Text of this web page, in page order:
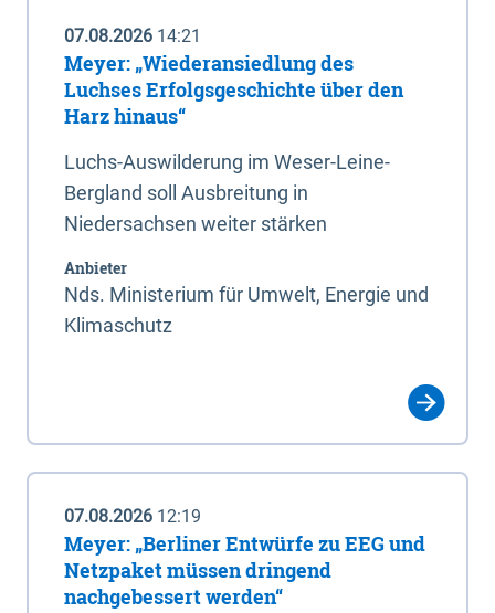
07.08.2026 14:21
Meyer: „Wiederansiedlung des
Luchses Erfolgsgeschichte über den
Harz hinaus“
Luchs-Auswilderung im Weser-Leine-
Bergland soll Ausbreitung in
Niedersachsen weiter stärken
Anbieter
Nds. Ministerium für Umwelt, Energie und
Klimaschutz
07.08.2026 12:19
Meyer: „Berliner Entwürfe zu EEG und
Netzpaket müssen dringend
nachgebessert werden“